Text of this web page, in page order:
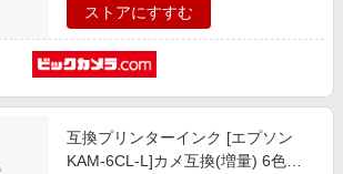
ストアにすすむ
互換プリンターインク [エプソン
KAM-6CL-L]カメ互換(増量) 6色パ